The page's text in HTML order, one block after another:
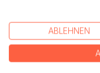
ABLEHNEN